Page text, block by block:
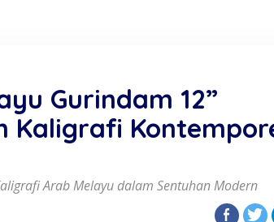
Gurindam 12”
Kaligrafi
Arab Melayu dalam Sentuhan Modern